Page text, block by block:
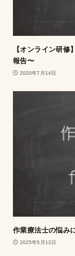
【オンライン研
報告〜
2020年7月14日
作業療法士の悩み
2025年5月12日